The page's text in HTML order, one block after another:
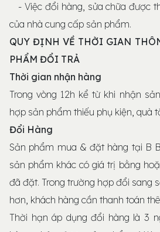
- Việc đổi hàng, sửa chữa được
của nhà cung cấp sản phẩm.
QUY ĐỊNH VỀ THỜI GIAN
PHẨM ĐỔI TRẢ
Thời gian nhận hàng
Trong vòng 12h kể từ khi nhận
hợp sản phẩm thiếu phụ kiện, quà
Đổi Hàng
Sản phẩm mua & đặt hàng tại B
sản phẩm khác có giá trị bằng
đã đặt. Trong trường hợp đổi sang
hơn, khách hàng cần thanh toán
Thời hạn áp dụng đổi hàng là 3